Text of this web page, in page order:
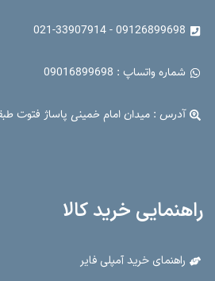
09126899698 - 021-33907914
شماره واتساپ : 09016899698
آدرس : میدان امام خمینی پاساژ فتوت
راهنمایی خرید کالا
راهنمای خرید آمپلی فایر